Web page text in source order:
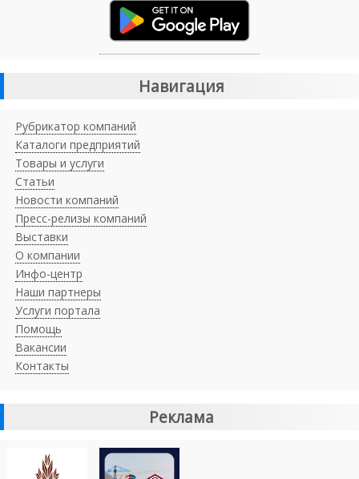
Навигация
Рубрикатор компаний
Каталоги предприятий
Товары и услуги
Статьи
Новости компаний
Пресс-релизы компаний
Выставки
О компании
Инфо-центр
Наши партнеры
Услуги портала
Помощь
Вакансии
Контакты
Реклама